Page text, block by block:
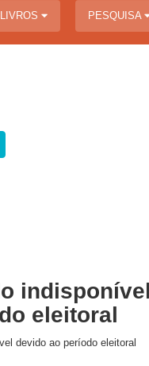
LIVROS PESQUISA
eleitoral
devido ao período eleitoral